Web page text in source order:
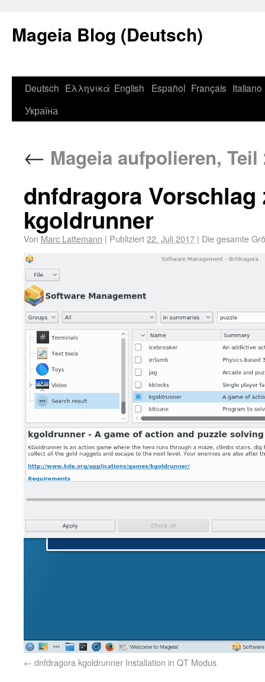
Mageia Blog (Deutsch)
Deutsch Ελληνικά English Español Français Italiano
Україна
← Mageia aufpolieren, Teil
dnfdragora
kgoldrunner
Von Marc Lattemann | Publiziert22. Juli 2017 | Die gesamte
dnfdragora kgoldrunner Installation in QT Modus